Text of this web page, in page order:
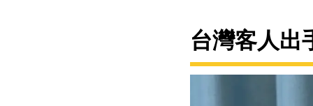
台灣客人出